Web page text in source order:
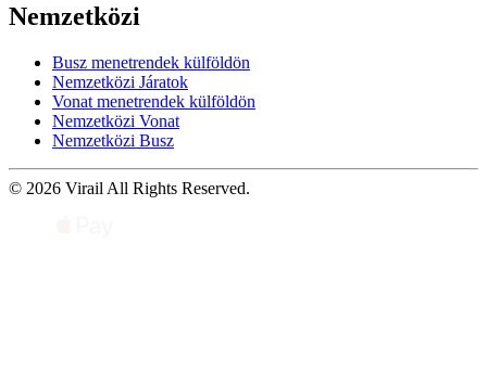
Nemzetközi
Busz menetrendek külföldön
Nemzetközi Járatok
Vonat menetrendek külföldön
Nemzetközi Vonat
Nemzetközi Busz
© 2026 Virail All Rights Reserved.